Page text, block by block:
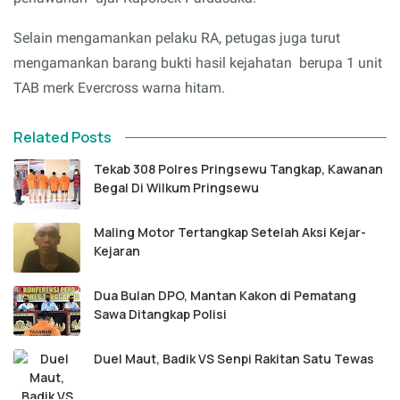
Selain mengamankan pelaku RA, petugas juga turut
mengamankan barang bukti hasil kejahatan berupa 1 unit
TAB merk Evercross warna hitam.
Related Posts
Tekab 308 Polres Pringsewu Tangkap, Kawanan
Begal Di Wilkum Pringsewu
Maling Motor Tertangkap Setelah Aksi Kejar-
Kejaran
Dua Bulan DPO, Mantan Kakon di Pematang
Sawa Ditangkap Polisi
Duel Maut, Badik VS Senpi Rakitan Satu Tewas